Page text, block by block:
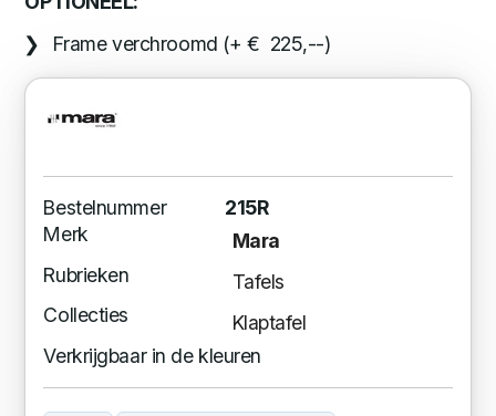
Frame verchroomd (+ € 225,--)
Bestelnummer
215R
Merk
Mara
Rubrieken
Tafels
Collecties
Klaptafel
Verkrijgbaar in de kleuren